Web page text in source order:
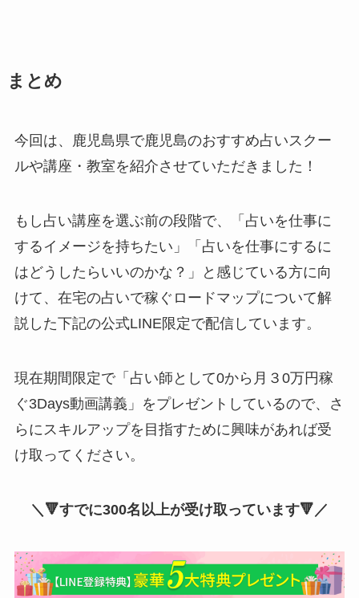
まとめ
今回は、鹿児島県で鹿児島のおすすめ占いスクー
ルや講座・教室を紹介させていただきました！
もし占い講座を選ぶ前の段階で、「占いを仕事に
するイメージを持ちたい」「占いを仕事にするに
はどうしたらいいのかな？」と感じている方に向
けて、在宅の占いで稼ぐロードマップについて解
説した下記の公式LINE限定で配信しています。
現在期間限定で「占い師として0から月３0万円稼
ぐ3Days動画講義」をプレゼントしているので、さ
らにスキルアップを目指すために興味があれば受
け取ってください。
＼🔻すでに300名以上が受け取っています🔻／